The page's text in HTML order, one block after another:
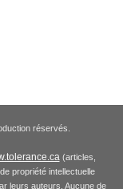
réservés.
(articles,
propriété intellectuelle
leurs auteurs. Aucune de